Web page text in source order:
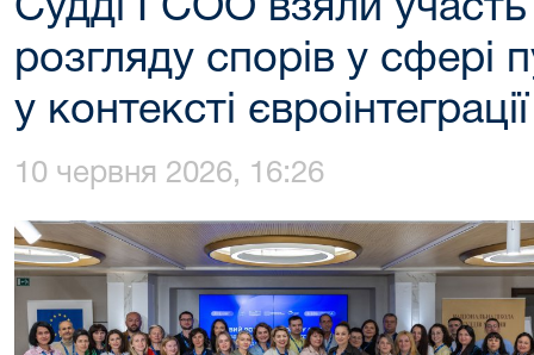
Судді ГСОО взяли участь
розгляду спорів у сфері
у контексті
10 червня 2026, 16:26